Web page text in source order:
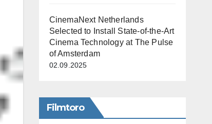
CinemaNext Netherlands
Selected to Install State-of-the-Art
Cinema Technology at The Pulse
of Amsterdam
02.09.2025
Filmtoro